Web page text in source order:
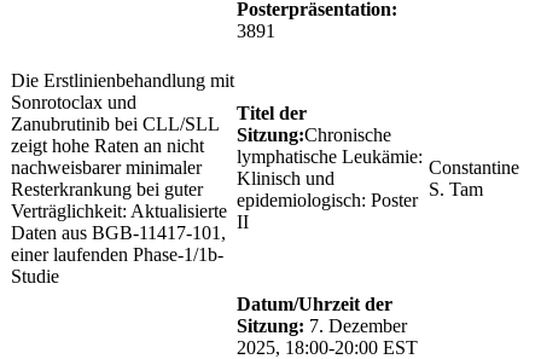
Die Erstlinienbehandlung mit
Sonrotoclax und
Zanubrutinib bei CLL/SLL
zeigt hohe Raten an nicht
nachweisbarer minimaler
Resterkrankung bei guter
Verträglichkeit: Aktualisierte
Daten aus BGB-11417-101,
einer laufenden Phase-1/1b-
Studie
Posterpräsentation:
3891
Titel der
Sitzung:Chronische
lymphatische Leukämie:
Klinisch und
epidemiologisch: Poster
II
Datum/Uhrzeit der
Sitzung: 7. Dezember
2025, 18:00-20:00 EST
Constantine
S. Tam